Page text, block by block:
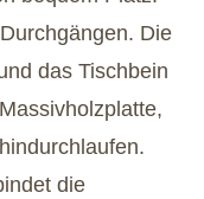
Die
das Tischbein
die